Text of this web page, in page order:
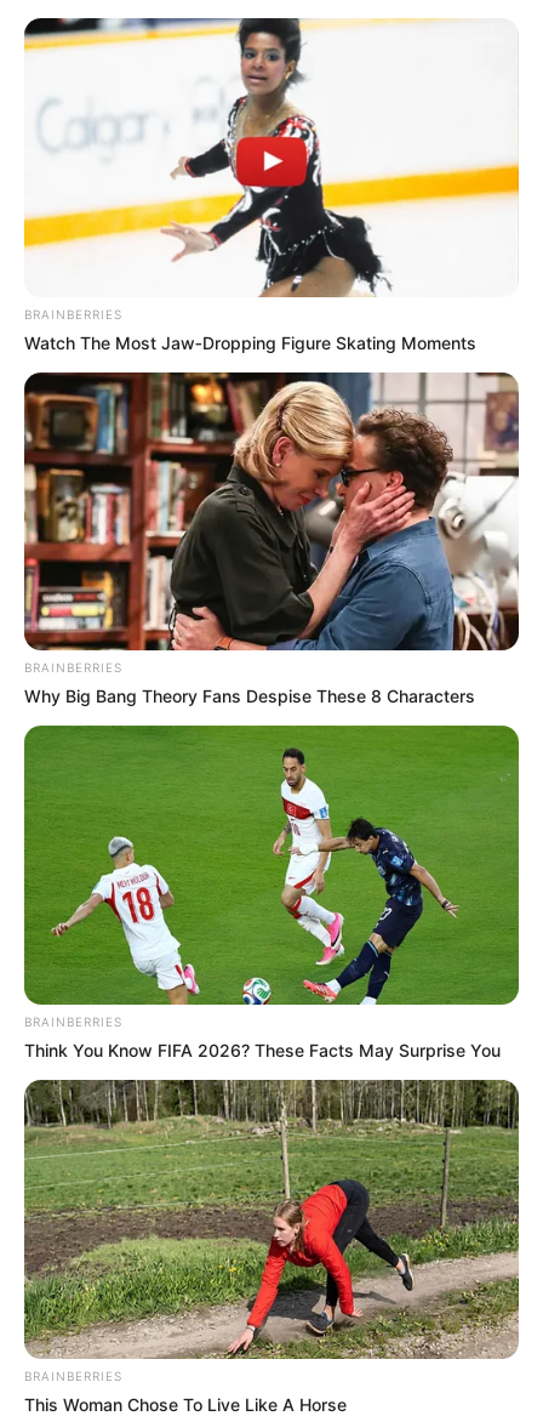
WIDGETS
PRIX DES GOBELINS
PRONOSTIC QUINTE 09-10-
2024
Mercredi 9 Octobre à ENGHIEN Réunion 1 PRIX DES
GOBELINS – Trot attelé – 2875 mètres.
PRIX DES GOBELINS le Pronostic
PMU de la presse du Quinté du
jour de Bilto, Paris-Turf, GENY,
Tiercé-Magazine…
Le pronostic PMU gagnant du Tiercé Quarté Quinté
du jour par 24 des meilleurs quotidiens de la presse
hippique. Le prono turf complet du jour.
BRAINBERRIES
Watch The Most Jaw‑Dropping Figure Skating Moments
BRAINBERRIES
Why Big Bang Theory Fans Despise These 8 Characters
BRAINBERRIES
Think You Know FIFA 2026? These Facts May Surprise You
BRAINBERRIES
This Woman Chose To Live Like A Horse